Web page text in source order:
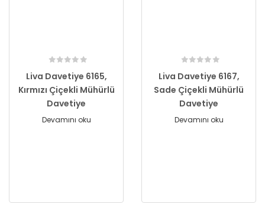
Liva Davetiye 6165,
Kırmızı Çiçekli Mühürlü
Davetiye
Devamını oku
Liva Davetiye 6167,
Sade Çiçekli Mühürlü
Davetiye
Devamını oku